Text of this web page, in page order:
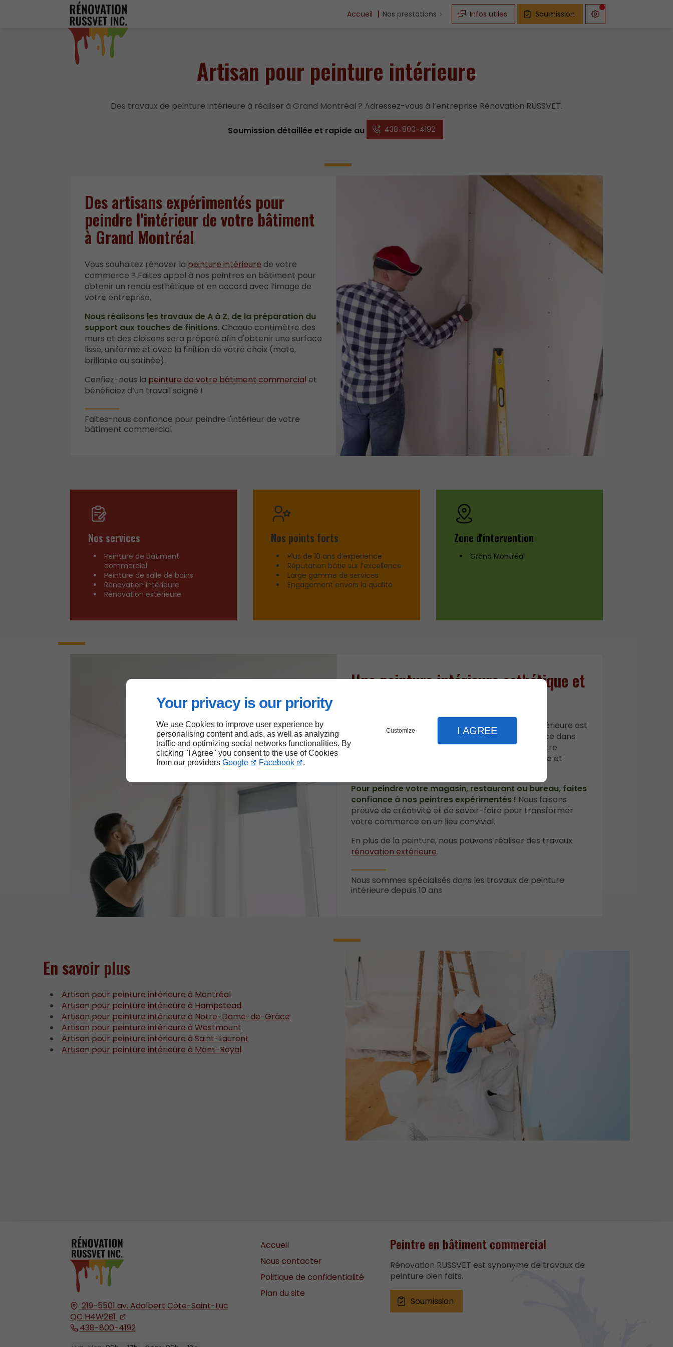
Your privacy is our priority
We use Cookies to improve user experience by
personalising content and ads, as well as analyzing
traffic and optimizing social networks functionalities. By
clicking "I Agree" you consent to the use of Cookies
from our providers Google Facebook .
Customize I AGREE
Accueil Nos prestations Infos utiles Soumission
Artisan pour peinture intérieure
Des travaux de peinture intérieure à réaliser à Grand Montréal ? Adressez-vous à l’entreprise Rénovation RUSSVET.
Soumission détaillée et rapide au 438-800-4192
Des artisans expérimentés pour
peindre l'intérieur de votre bâtiment
à Grand Montréal
Vous souhaitez rénover la peinture intérieure de votre
commerce ? Faites appel à nos peintres en bâtiment pour
obtenir un rendu esthétique et en accord avec l’image de
votre entreprise.
Nous réalisons les travaux de A à Z, de la préparation du
support aux touches de finitions. Chaque centimètre des
murs et des cloisons sera préparé afin d'obtenir une surface
lisse, uniforme et avec la finition de votre choix (mate,
brillante ou satinée).
Confiez-nous la peinture de votre bâtiment commercial et
bénéficiez d’un travail soigné !
Faites-nous confiance pour peindre l'intérieur de votre
bâtiment commercial
Nos services
Peinture de bâtiment
commercial
Peinture de salle de bains
Rénovation intérieure
Rénovation extérieure
Nos points forts
Plus de 10 ans d’expérience
Réputation bâtie sur l’excellence
Large gamme de services
Engagement envers la qualité
Zone d'intervention
Grand Montréal
Une peinture intérieure esthétique et
Bien plus qu’un simple revêtement, la peinture intérieure est
un élément essentiel qui donne le ton et l’ambiance dans
chaque pièce. Sa couleur et ses finitions doivent être
choisies avec soin pour avoir un résultat esthétique et
Pour peindre votre magasin, restaurant ou bureau, faites
confiance à nos peintres expérimentés ! Nous faisons
preuve de créativité et de savoir-faire pour transformer
votre commerce en un lieu convivial.
En plus de la peinture, nous pouvons réaliser des travaux
rénovation extérieure.
Nous sommes spécialisés dans les travaux de peinture
intérieure depuis 10 ans
En savoir plus
Artisan pour peinture intérieure à Montréal
Artisan pour peinture intérieure à Hampstead
Artisan pour peinture intérieure à Notre-Dame-de-Grâce
Artisan pour peinture intérieure à Westmount
Artisan pour peinture intérieure à Saint-Laurent
Artisan pour peinture intérieure à Mont-Royal
219-5501 av. Adalbert Côte-Saint-Luc
QC H4W2B1
438-800-4192
Accueil
Nous contacter
Politique de confidentialité
Plan du site
Peintre en bâtiment commercial
Rénovation RUSSVET est synonyme de travaux de
peinture bien faits.
Soumission